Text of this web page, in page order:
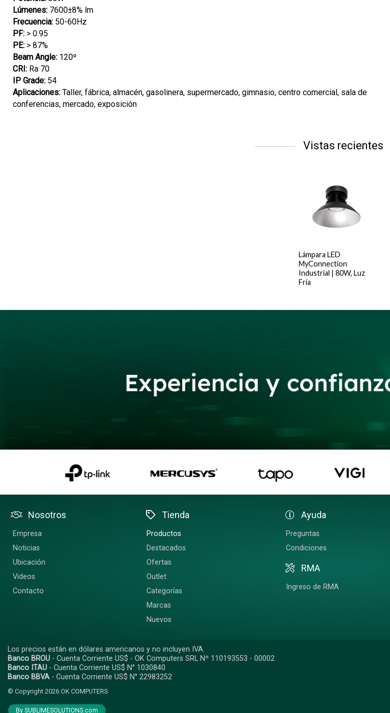
Lúmenes: 7600±8% lm
Frecuencia: 50-60Hz
PF: > 0.95
PE: > 87%
Beam Angle: 120º
CRI: Ra 70
IP Grade: 54
Aplicaciones: Taller, fábrica, almacén, gasolinera, supermercado, gimnasio, centro comercial, sala de
conferencias, mercado, exposición
Vistas recientes
Lámpara LED
MyConnection
Industrial | 80W, Luz
Fría
Nosotros
Empresa
Noticias
Ubicación
Videos
Contacto
Tienda
Productos
Destacados
Ofertas
Outlet
Categorías
Marcas
Nuevos
Ayuda
Preguntas
Condiciones
RMA
Ingreso de RMA
Los precios están en dólares americanos y no incluyen IVA.
Banco BROU - Cuenta Corriente US$ - OK Computers SRL Nº 110193553 - 00002
Banco ITAU - Cuenta Corriente US$ N° 1030840
Banco BBVA - Cuenta Corriente US$ N° 22983252
© Copyright 2026 OK COMPUTERS
By SUBLIMESOLUTIONS.com